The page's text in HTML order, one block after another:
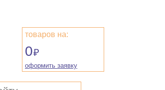
товаров на:
0₽
оформить заявку